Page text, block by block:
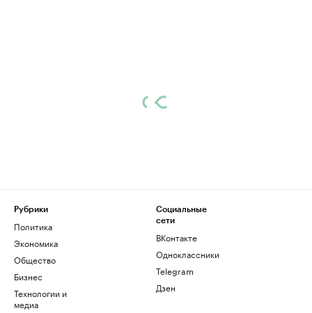
Рубрики
Политика
Экономика
Общество
Бизнес
Технологии и
медиа
Социальные
сети
ВКонтакте
Одноклассники
Telegram
Дзен